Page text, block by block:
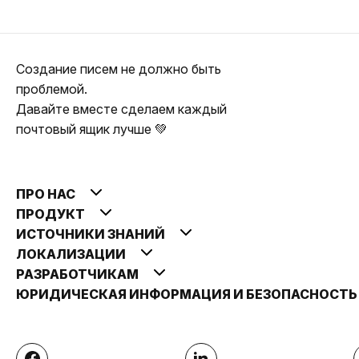
Создание писем не должно быть
проблемой.
Давайте вместе сделаем каждый
почтовый ящик лучше 💚
ПРО НАС
ПРОДУКТ
ИСТОЧНИКИ ЗНАНИЙ
ЛОКАЛИЗАЦИИ
РАЗРАБОТЧИКАМ
ЮРИДИЧЕСКАЯ ИНФОРМАЦИЯ И БЕЗОПАСНОСТЬ